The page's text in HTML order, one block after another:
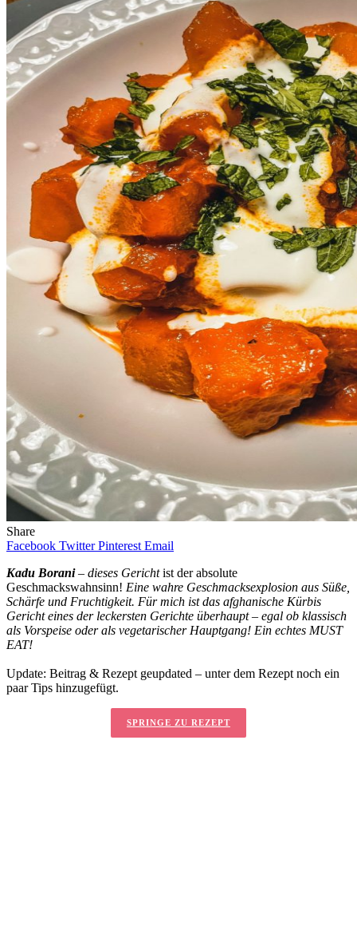
Share
Facebook Twitter Pinterest Email
Kadu Borani– dieses Gerichtist der absolute
Geschmackswahnsinn! Eine wahre Geschmacksexplosion aus Süße,
Schärfe und Fruchtigkeit. Für mich ist das afghanische Kürbis
Gericht eines der leckersten Gerichte überhaupt – egal ob klassisch
als Vorspeise oder als vegetarischer Hauptgang! Ein echtes MUST
EAT!
Update: Beitrag & Rezept geupdated – unter dem Rezept noch ein
paar Tips hinzugefügt.
SPRINGE ZU REZEPT